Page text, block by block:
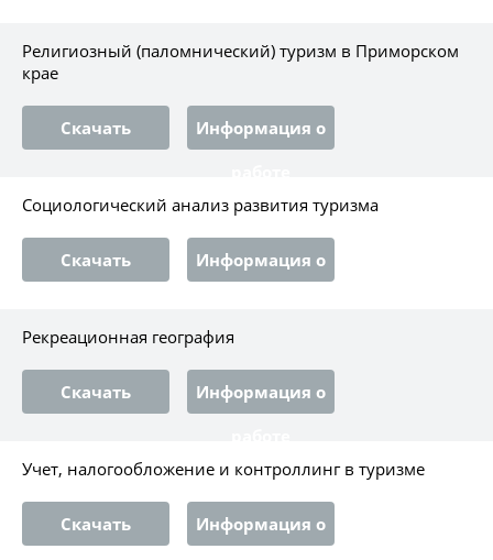
Религиозный (паломнический) туризм в Приморском
крае
Скачать
Информация о
Социологический анализ развития туризма
Скачать
Информация о
Рекреационная география
Скачать
Информация о
Учет, налогообложение и контроллинг в туризме
Скачать
Информация о